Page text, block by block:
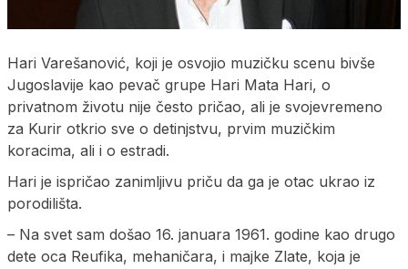
Hari Varešanović, koji je osvojio muzičku scenu bivše
Jugoslavije kao pevač grupe Hari Mata Hari, o
privatnom životu nije često pričao, ali je svojevremeno
za Kurir otkrio sve o detinjstvu, prvim muzičkim
koracima, ali i o estradi.
Hari je ispričao zanimljivu priču da ga je otac ukrao iz
porodilišta.
– Na svet sam došao 16. januara 1961. godine kao drugo
dete oca Reufika, mehaničara, i majke Zlate, koja je